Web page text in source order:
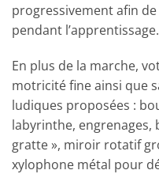
progressivement afin
pendant l’apprentissage.
En plus de la marche,
motricité fine ainsi que
ludiques proposées :
labyrinthe,
gratte », miroir rotatif
xylophone métal pour